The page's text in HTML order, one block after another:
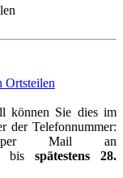
Ortsteilen
können Sie dies im
der Telefonnummer:
per Mail an
bis spätestens 28.